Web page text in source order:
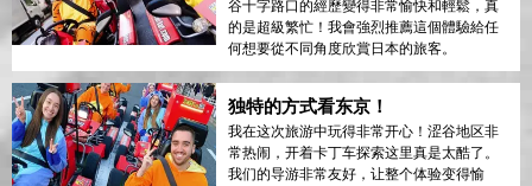
谷十字路口的經歷變得非常愉快和輕鬆，真
的是超級繁忙！我會強烈推薦這個體驗給任
何想要從不同角度欣賞日本的旅客。
独特的方式看东京！
我在这次旅游中玩得非常开心！涩谷地区非
常热闹，开着卡丁车探索这里真是太酷了。
我们的导游非常友好，让整个体验变得愉